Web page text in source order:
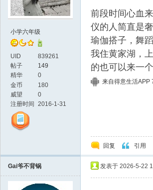
小学六年级
UID
839261
帖子
149
精华
0
金币
180
威望
0
注册时间
2016-1-31
前段时间心血
仪的人简直是
瑜伽搭子，舞蹈
我住黄家湖，
的也可以来一
来自得意生活APP
回复 引用
Gai爷不背锅 发表于 2026-5-22